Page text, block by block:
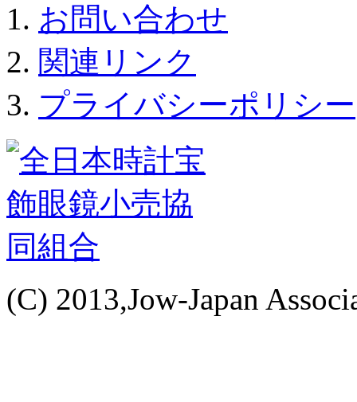
お問い合わせ
関連リンク
プライバシーポリシー
(C) 2013,Jow-Japan